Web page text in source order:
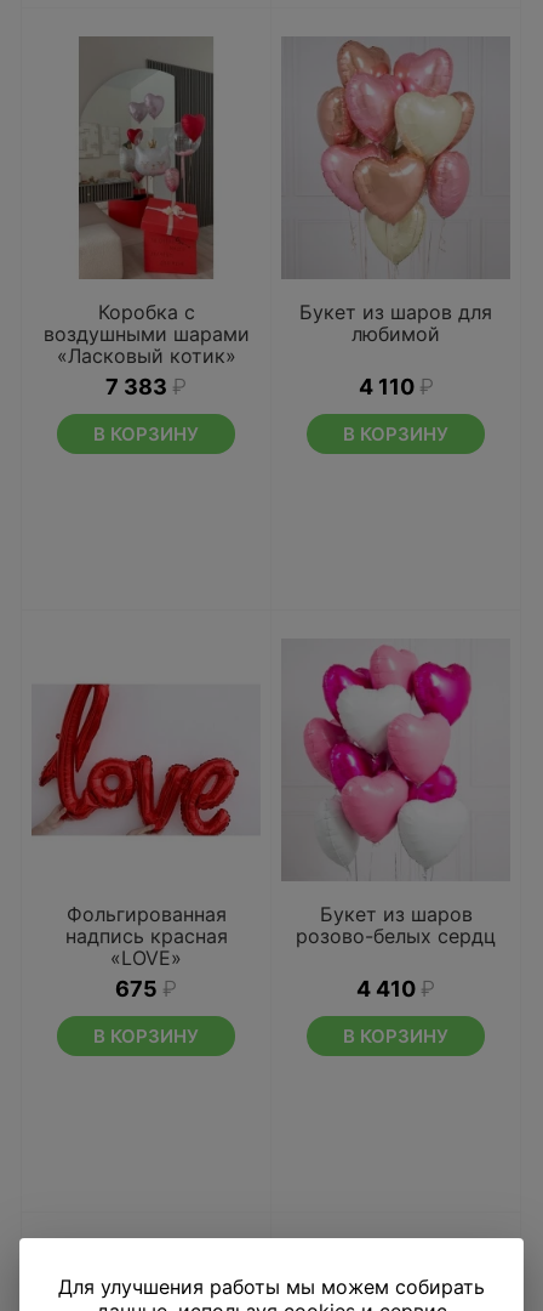
Коробка с
воздушными шарами
«Ласковый котик»
7 383 ₽
В КОРЗИНУ
Букет из шаров для
любимой
4 110 ₽
В КОРЗИНУ
Фольгированная
надпись красная
«LOVE»
675 ₽
В КОРЗИНУ
Букет из шаров
розово-белых сердц
4 410 ₽
В КОРЗИНУ
Для улучшения работы мы можем собирать